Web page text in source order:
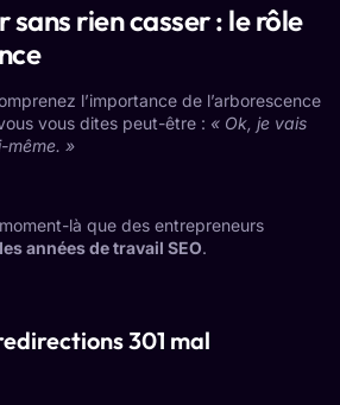
sans rien casser : le rôle
l’importance de l’arborescence
vous dites peut-être : « Ok, je vais
même. »
là que des entrepreneurs
années de travail SEO.
301 mal